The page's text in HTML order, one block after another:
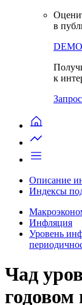
в
DEMO
к
Описание
Индексы
Инфляция
Уровень
Чад